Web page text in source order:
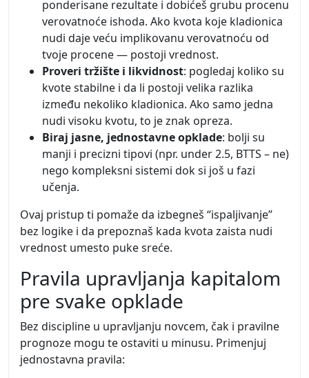
ponderisane rezultate i dobićeš grubu procenu
verovatnoće ishoda. Ako kvota koje kladionica
nudi daje veću implikovanu verovatnoću od
tvoje procene — postoji vrednost.
Proveri tržište i likvidnost: pogledaj koliko su
kvote stabilne i da li postoji velika razlika
između nekoliko kladionica. Ako samo jedna
nudi visoku kvotu, to je znak opreza.
Biraj jasne, jednostavne opklade: bolji su
manji i precizni tipovi (npr. under 2.5, BTTS – ne)
nego kompleksni sistemi dok si još u fazi
učenja.
Ovaj pristup ti pomaže da izbegneš “ispaljivanje”
bez logike i da prepoznaš kada kvota zaista nudi
vrednost umesto puke sreće.
Pravila upravljanja kapitalom
pre svake opklade
Bez discipline u upravljanju novcem, čak i pravilne
prognoze mogu te ostaviti u minusu. Primenjuj
jednostavna pravila: